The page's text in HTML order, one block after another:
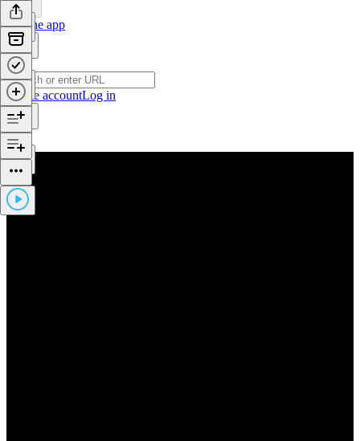
Get the app
Create accountLog in